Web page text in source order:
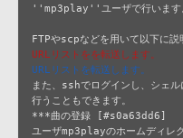
''mp3play''ユーザで行います
URLリストをを転送します。
URLリストを転送します。
また、sshでログインし、シェ
行うこともできます。
***曲の登録 [#s0a63dd6]
ユーザmp3playのホームディレ